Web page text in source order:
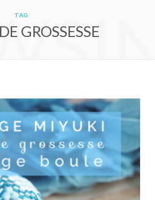
TAG
GROSSESSE